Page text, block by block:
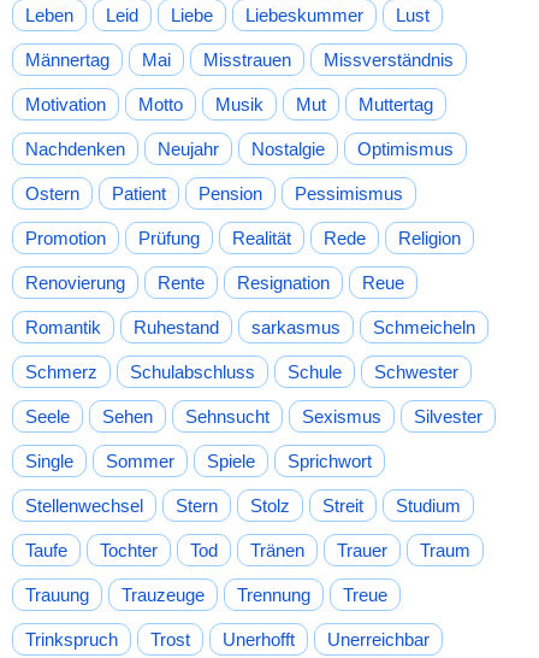
Leben Leid Liebe Liebeskummer Lust
Männertag Mai Misstrauen Missverständnis
Motivation Motto Musik Mut Muttertag
Nachdenken Neujahr Nostalgie Optimismus
Ostern Patient Pension Pessimismus
Promotion Prüfung Realität Rede Religion
Renovierung Rente Resignation Reue
Romantik Ruhestand sarkasmus Schmeicheln
Schmerz Schulabschluss Schule Schwester
Seele Sehen Sehnsucht Sexismus Silvester
Single Sommer Spiele Sprichwort
Stellenwechsel Stern Stolz Streit Studium
Taufe Tochter Tod Tränen Trauer Traum
Trauung Trauzeuge Trennung Treue
Trinkspruch Trost Unerhofft Unerreichbar